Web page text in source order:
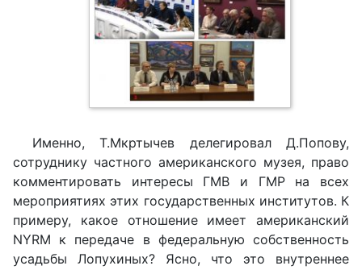
Именно, Т.Мкртычев делегировал Д.Попову,
сотруднику частного американского музея, право
комментировать интересы ГМВ и ГМР на всех
мероприятиях этих государственных институтов. К
примеру, какое отношение имеет американский
NYRM к передаче в федеральную собственность
усадьбы Лопухиных? Ясно, что это внутреннее